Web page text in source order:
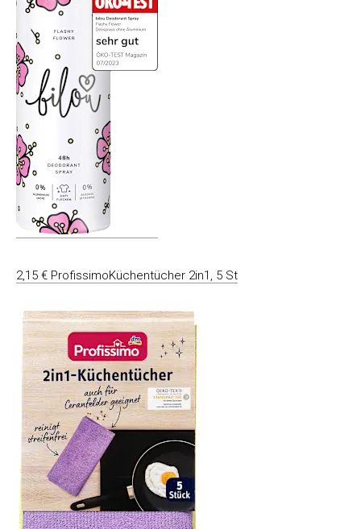
2,15 € ProfissimoKüchentücher 2in1, 5 St